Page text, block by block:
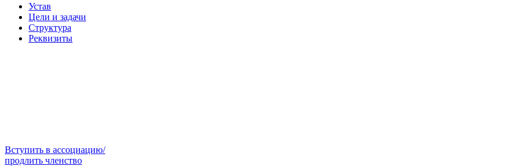
Устав
Цели и задачи
Структура
Реквизиты
Вступить в ассоциацию/
продлить членство